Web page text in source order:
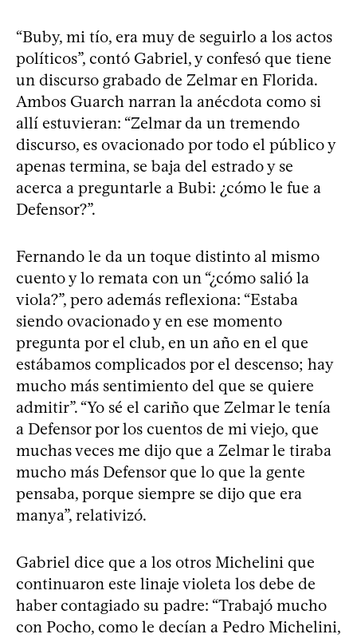
“Buby, mi tío, era muy de seguirlo a los actos
políticos”, contó Gabriel, y confesó que tiene
un discurso grabado de Zelmar en Florida.
Ambos Guarch narran la anécdota como si
allí estuvieran: “Zelmar da un tremendo
discurso, es ovacionado por todo el público y
apenas termina, se baja del estrado y se
acerca a preguntarle a Bubi: ¿cómo le fue a
Defensor?”.
Fernando le da un toque distinto al mismo
cuento y lo remata con un “¿cómo salió la
viola?”, pero además reflexiona: “Estaba
siendo ovacionado y en ese momento
pregunta por el club, en un año en el que
estábamos complicados por el descenso; hay
mucho más sentimiento del que se quiere
admitir”. “Yo sé el cariño que Zelmar le tenía
a Defensor por los cuentos de mi viejo, que
muchas veces me dijo que a Zelmar le tiraba
mucho más Defensor que lo que la gente
pensaba, porque siempre se dijo que era
manya”, relativizó.
Gabriel dice que a los otros Michelini que
continuaron este linaje violeta los debe de
haber contagiado su padre: “Trabajó mucho
con Pocho, como le decían a Pedro Michelini,